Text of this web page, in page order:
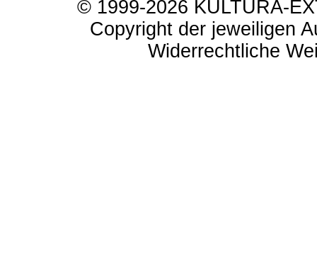
© 1999-2026 KULTURA-
Copyright der jeweiligen
Widerrechtliche